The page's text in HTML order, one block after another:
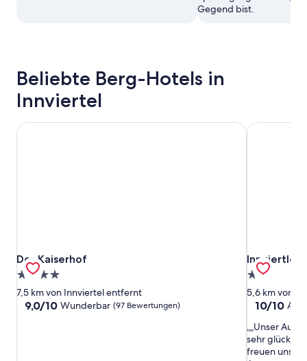
Gegend bist.
Beliebte Berg-Hotels in
Innviertel
Der Kaiserhof
Der Kaiserhof
4.0-
Sterne-
Unterkunft
7,5 km von Innviertel entfernt
9.0
9,0/10 Wunderbar (97 Bewertungen)
Der Kaiserhof
Innviertler
Innviertler
2.0-
Sterne-
Unterkunft
5,6 km von
10.0
10,
(1
10/10
„Unser
sehr
freuen uns
Innviertler